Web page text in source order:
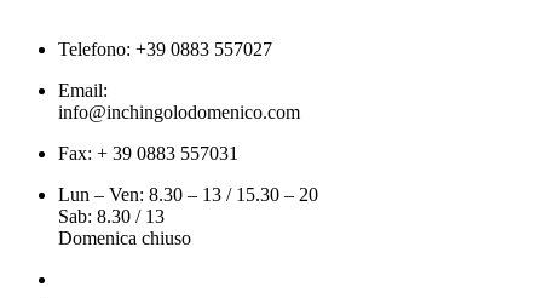
Telefono: +39 0883 557027
Email:
info@inchingolodomenico.com
Fax: + 39 0883 557031
Lun – Ven: 8.30 – 13 / 15.30 – 20
Sab: 8.30 / 13
Domenica chiuso